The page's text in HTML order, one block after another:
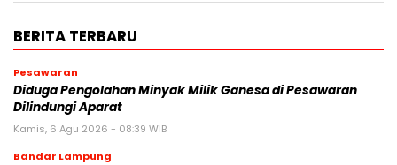
BERITA TERBARU
Pesawaran
Diduga Pengolahan Minyak Milik Ganesa di Pesawaran
Dilindungi Aparat
Kamis, 6 Agu 2026 - 08:39 WIB
Bandar Lampung